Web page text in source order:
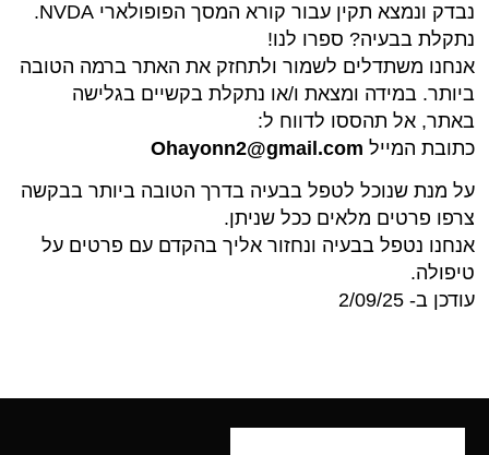
נבדק ונמצא תקין עבור קורא המסך הפופולארי NVDA.
נתקלת בבעיה? ספרו לנו!
אנחנו משתדלים לשמור ולתחזק את האתר ברמה הטובה
ביותר. במידה ומצאת ו/או נתקלת בקשיים בגלישה
באתר, אל תהססו לדווח ל:
כתובת המייל Ohayonn2@gmail.com
על מנת שנוכל לטפל בבעיה בדרך הטובה ביותר בבקשה
צרפו פרטים מלאים ככל שניתן.
אנחנו נטפל בבעיה ונחזור אליך בהקדם עם פרטים על
טיפולה.
עודכן ב- 2/09/25